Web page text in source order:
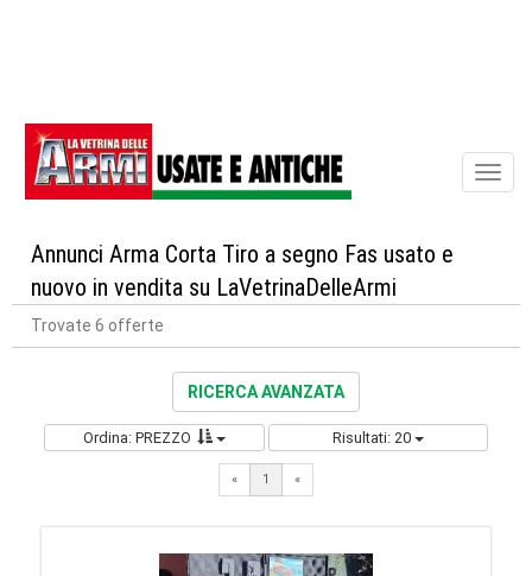
Annunci Arma Corta Tiro a segno Fas usato e
nuovo in vendita su LaVetrinaDelleArmi
Trovate 6 offerte
RICERCA AVANZATA
Ordina: PREZZO Risultati: 20
« 1 «